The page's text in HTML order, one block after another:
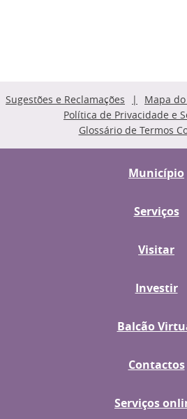
Sugestões e Reclamações Mapa
Política de Privacidade e
Glossário de Termos
Município
Serviços
Visitar
Investir
Balcão
Contactos
Serviços